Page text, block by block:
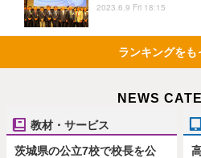
2023.6.9 Fri 18:15
ランキングをも
NEWS
教材・サービス
茨城県の公立7校で校長を公